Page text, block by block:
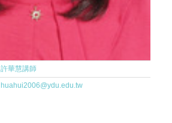
許華慧講師
huahui2006@ydu.edu.tw